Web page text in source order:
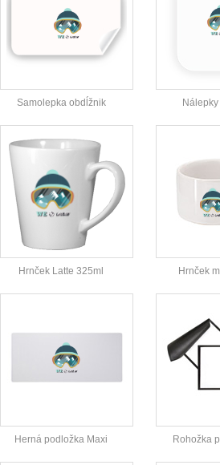
Samolepka obdĺžnik
Hrnček Latte 325ml Hrnček
Herná podložka Maxi Rohožka